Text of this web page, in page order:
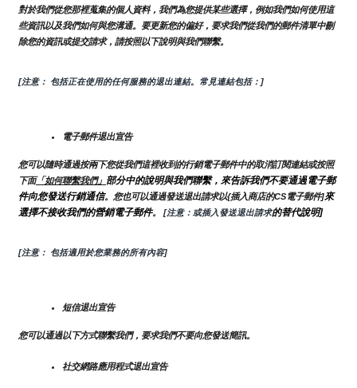
對於我們從您那裡蒐集的個人資料，我們為您提供某些選擇，例如我們如何使用這
些資訊以及我們如何與您溝通。要更新您的偏好，要求我們從我們的郵件清單中刪
除您的資訊或提交請求，請按照以下說明與我們聯繫。
[注意： 包括正在使用的任何服務的退出連結。常見連結包括：]
電子郵件退出宣告
您可以隨時通過按兩下您從我們這裡收到的行銷電子郵件中的取消訂閱連結或按照
下面「如何聯繫我們」 部分中的說明與我們聯繫，來告訴我們不要通過電子郵
件向您發送行銷通信。您也可以通過發送退出請求以{插入商店的CS電子郵件]來
選擇不接收我們的營銷電子郵件。 [注意：或插入發送退出請求的替代說明]
[注意： 包括適用於您業務的所有內容]
短信退出宣告
您可以通過以下方式聯繫我們，要求我們不要向您發送簡訊。
社交網路應用程式退出宣告